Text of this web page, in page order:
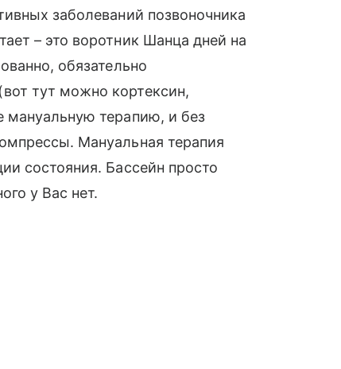
заболеваний позвоночника
– это воротник Шанца дней на
обязательно
тут можно кортексин,
мануальную терапию, и без
Мануальная терапия
состояния. Бассейн просто
у Вас нет.